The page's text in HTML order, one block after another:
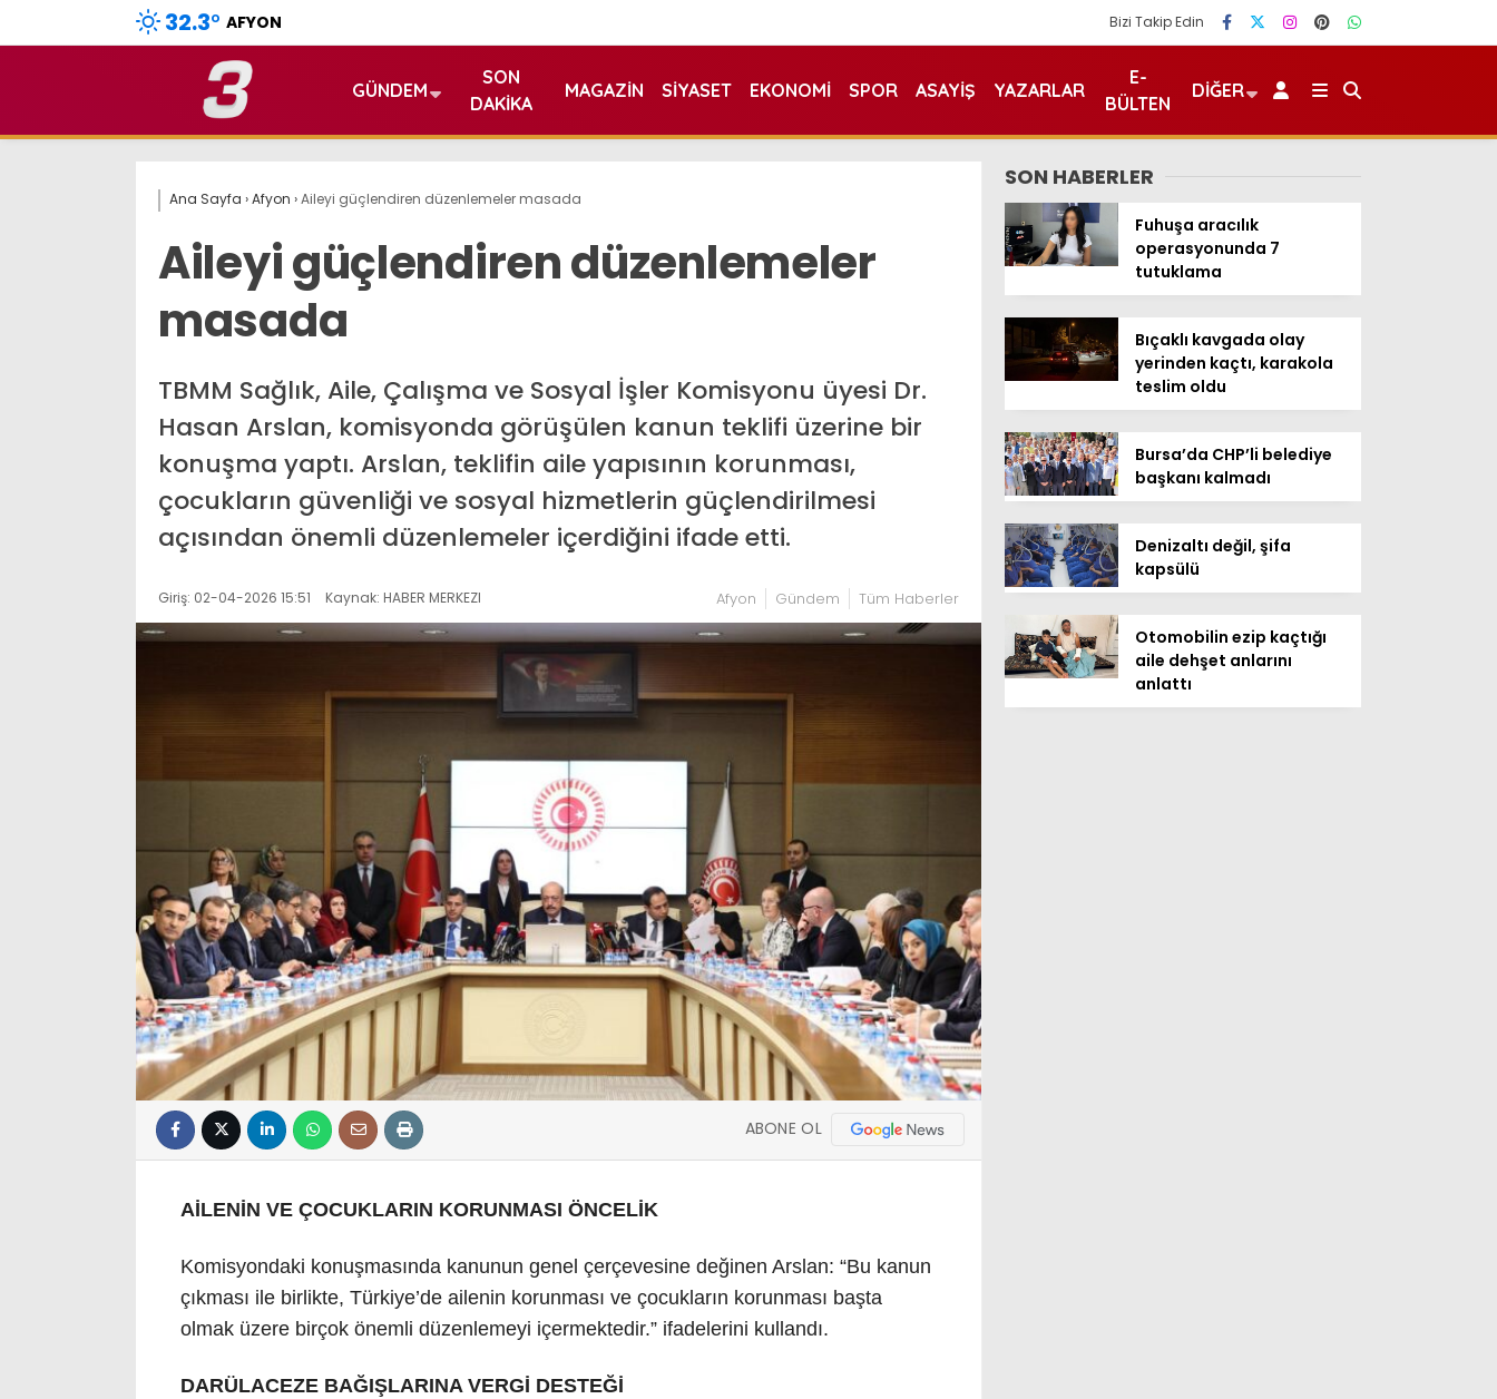
32.3° AFYON Bizi Takip Edin
GÜNDEM
SON
DAKIKA
MAGAZIN SIYASET EKONOMI SPOR ASAYIŞ YAZARLAR
E-
BÜLTEN
DIĞER
Ana Sayfa ›Afyon ›Aileyi güçlendiren düzenlemeler masada
Aileyi güçlendiren düzenlemeler
masada
TBMM Sağlık, Aile, Çalışma ve Sosyal İşler Komisyonu üyesi Dr.
Hasan Arslan, komisyonda görüşülen kanun teklifi üzerine bir
konuşma yaptı. Arslan, teklifin aile yapısının korunması,
çocukların güvenliği ve sosyal hizmetlerin güçlendirilmesi
açısından önemli düzenlemeler içerdiğini ifade etti.
Giriş: 02-04-2026 15:51 Kaynak: HABER MERKEZI Afyon Gündem Tüm Haberler
ABONE OL
AİLENİN VE ÇOCUKLARIN KORUNMASI ÖNCELİK
Komisyondaki konuşmasında kanunun genel çerçevesine değinen Arslan: “Bu kanun
çıkması ile birlikte, Türkiye’de ailenin korunması ve çocukların korunması başta
olmak üzere birçok önemli düzenlemeyi içermektedir.” ifadelerini kullandı.
DARÜLACEZE BAĞIŞLARINA VERGİ DESTEĞİ
SON HABERLER
Fuhuşa aracılık
operasyonunda 7
tutuklama
Bıçaklı kavgada olay
yerinden kaçtı, karakola
teslim oldu
Bursa’da CHP’li belediye
başkanı kalmadı
Denizaltı değil, şifa
kapsülü
Otomobilin ezip kaçtığı
aile dehşet anlarını
anlattı